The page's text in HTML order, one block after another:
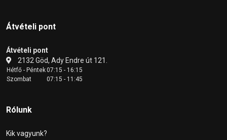
Átvételi pont
Átvételi pont
2132 Göd, Ady Endre út 121.
Hétfő - Péntek07:15 - 16:15
Szombat
07:15 - 11:45
Rólunk
Kik vagyunk?